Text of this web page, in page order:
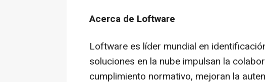
Acerca de Loftware
Loftware es líder mundial en
soluciones en la nube impulsan la
cumplimiento normativo, mejoran la